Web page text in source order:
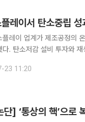
레이서 탄소중립
플레이 업계가 제조공정의
다. 탄소저감 설비 투자와
24일까지 서울 코엑스에
23 11:20
단] ‘통상의 핵’으로